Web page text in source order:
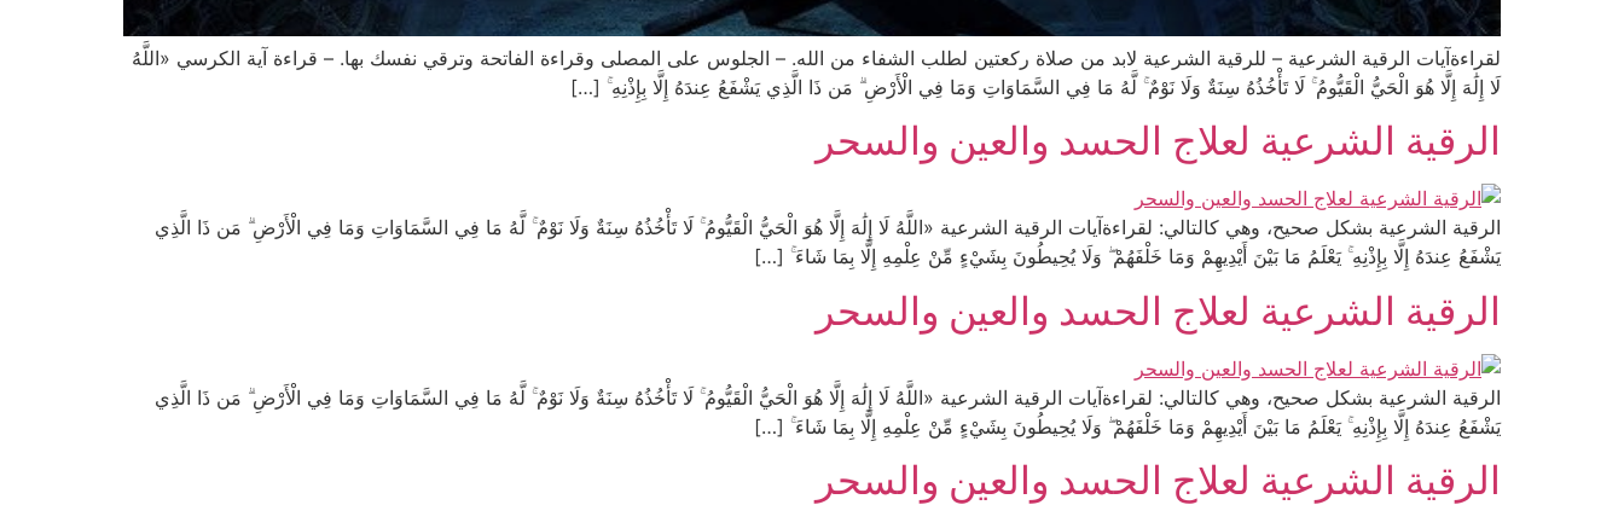
لقراءةآيات الرقية الشرعية – للرقية الشرعية لابد من صلاة ركعتين لطلب الشفاء من الله. – الجلوس على المصلى وقراءة الفاتحة وترقي نفسك بها. – قراءة آية الكرسي «اللَّهُ
لَا إِلَٰهَ إِلَّا هُوَ الْحَيُّ الْقَيُّومُ ۚ لَا تَأْخُذُهُ سِنَةٌ وَلَا نَوْمٌ ۚ لَّهُ مَا فِي السَّمَاوَاتِ وَمَا فِي الْأَرْضِ ۗ مَن ذَا الَّذِي يَشْفَعُ عِندَهُ إِلَّا بِإِذْنِهِ ۚ […]
الرقية الشرعية لعلاج الحسد والعين والسحر
الرقية الشرعية بشكل صحيح، وهي كالتالي: لقراءةآيات الرقية الشرعية «اللَّهُ لَا إِلَٰهَ إِلَّا هُوَ الْحَيُّ الْقَيُّومُ ۚ لَا تَأْخُذُهُ سِنَةٌ وَلَا نَوْمٌ ۚ لَّهُ مَا فِي السَّمَاوَاتِ وَمَا فِي الْأَرْضِ ۗ مَن ذَا الَّذِي
يَشْفَعُ عِندَهُ إِلَّا بِإِذْنِهِ ۚ يَعْلَمُ مَا بَيْنَ أَيْدِيهِمْ وَمَا خَلْفَهُمْ ۖ وَلَا يُحِيطُونَ بِشَيْءٍ مِّنْ عِلْمِهِ إِلَّا بِمَا شَاءَ ۚ […]
الرقية الشرعية لعلاج الحسد والعين والسحر
الرقية الشرعية بشكل صحيح، وهي كالتالي: لقراءةآيات الرقية الشرعية «اللَّهُ لَا إِلَٰهَ إِلَّا هُوَ الْحَيُّ الْقَيُّومُ ۚ لَا تَأْخُذُهُ سِنَةٌ وَلَا نَوْمٌ ۚ لَّهُ مَا فِي السَّمَاوَاتِ وَمَا فِي الْأَرْضِ ۗ مَن ذَا الَّذِي
يَشْفَعُ عِندَهُ إِلَّا بِإِذْنِهِ ۚ يَعْلَمُ مَا بَيْنَ أَيْدِيهِمْ وَمَا خَلْفَهُمْ ۖ وَلَا يُحِيطُونَ بِشَيْءٍ مِّنْ عِلْمِهِ إِلَّا بِمَا شَاءَ ۚ […]
الرقية الشرعية لعلاج الحسد والعين والسحر